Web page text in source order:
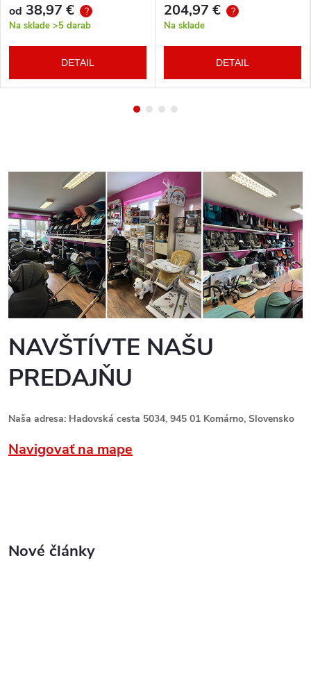
od 38,97 € ?
Na sklade >5 darab
DETAIL
204,97 € ?
Na sklade
DETAIL
NAVŠTÍVTE NAŠU
PREDAJŇU
Naša adresa: Hadovská cesta 5034, 945 01 Komárno, Slovensko
Navigovať na mape
Nové články